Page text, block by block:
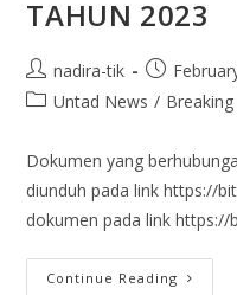
TAHUN 2023
nadira-tik
Untad News / Breaking
Dokumen yang
diunduh pada link https://
dokumen pada link https://
Continue Reading